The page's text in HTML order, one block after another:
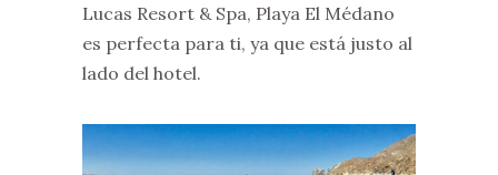
Lucas Resort & Spa, Playa El Médano
es perfecta para ti, ya que está justo al
lado del hotel.